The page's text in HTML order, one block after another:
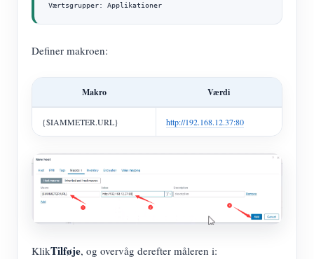
Værtsgrupper: Applikationer
Definer makroen:
Makro Værdi
{$IAMMETER.URL} http://192.168.12.37:80
KlikTilføje, og overvåg derefter måleren i: